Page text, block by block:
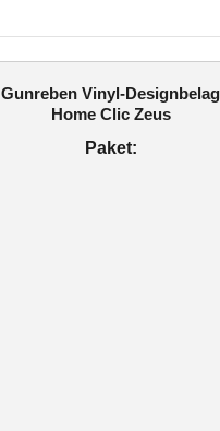
Gunreben Vinyl-Designbelag
Home Clic Zeus
Paket: